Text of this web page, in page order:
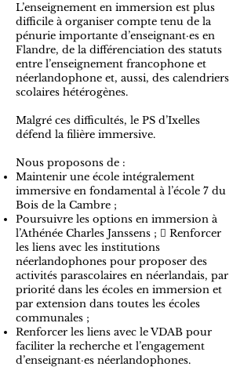
L’enseignement en immersion est plus
difficile à organiser compte tenu de la
pénurie importante d’enseignant·es en
Flandre, de la différenciation des statuts
entre l’enseignement francophone et
néerlandophone et, aussi, des calendriers
scolaires hétérogènes.
Malgré ces difficultés, le PS d’Ixelles
défend la filière immersive.
Nous proposons de :
Maintenir une école intégralement
immersive en fondamental à l’école 7 du
Bois de la Cambre ;
Poursuivre les options en immersion à
l’Athénée Charles Janssens ;  Renforcer
les liens avec les institutions
néerlandophones pour proposer des
activités parascolaires en néerlandais, par
priorité dans les écoles en immersion et
par extension dans toutes les écoles
communales ;
Renforcer les liens avec le VDAB pour
faciliter la recherche et l’engagement
d’enseignant·es néerlandophones.